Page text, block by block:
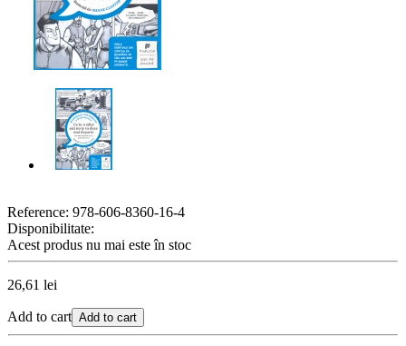
Reference: 978-606-8360-16-4
Disponibilitate:
Acest produs nu mai este în stoc
26,61 lei
Add to cart Add to cart